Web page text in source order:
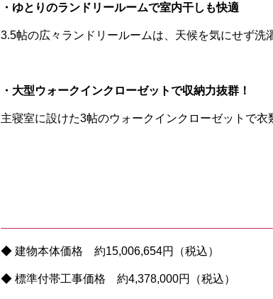
・ゆとりのランドリールームで室内干しも快適
3.5帖の広々ランドリールームは、天候を気にせず洗
・大型ウォークインクローゼットで収納力抜群！
主寝室に設けた3帖のウォークインクローゼットで
◆ 建物本体価格 約15,006,654円（税込）
◆ 標準付帯工事価格 約4,378,000円（税込）